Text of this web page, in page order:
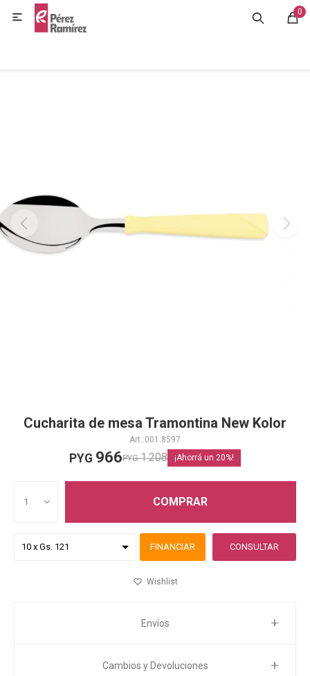
0

Cucharita de mesa Tramontina New Kolor
001.8597
PYG 966PYG 1.208 20
1 COMPRAR
FINANCIAR CONSULTAR
Envíos
Cambios y Devoluciones
MI CUENTA
BLOG